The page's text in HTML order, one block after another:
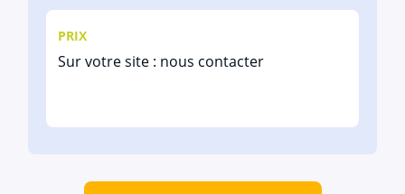
PRIX
Sur votre site : nous contacter